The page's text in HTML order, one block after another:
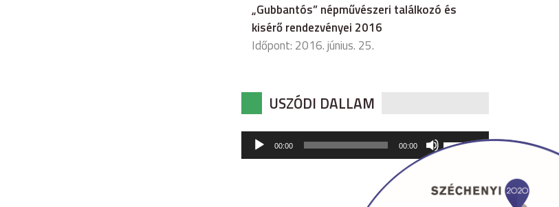
„Gubbantós” népművészeri találkozó és
kisérő rendezvényei 2016
Időpont: 2016. június. 25.
USZÓDI DALLAM
Audió
lejátszó
00:00 00:00
hangerő
csökkentéséhez